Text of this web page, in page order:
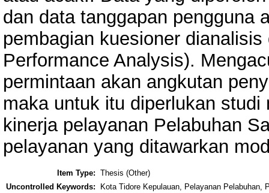
dan data tanggapan pengguna
pembagian kuesioner
Performance Analysis).
permintaan akan angkutan
maka untuk itu diperlukan
kinerja pelayanan Pelabuhan
pelayanan yang ditawarkan
Item Type: Thesis (Other)
Uncontrolled Keywords:
Kota Tidore Kepulauan, Pelayanan Pelabuhan,